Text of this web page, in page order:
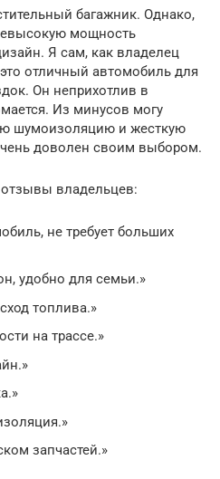
багажник. Однако,
мощность
Я сам, как владелец
отличный автомобиль для
Он неприхотлив в
Из минусов могу
шумоизоляцию и жесткую
доволен своим выбором.
владельцев:
не требует больших
удобно для семьи.»
топлива.»
на трассе.»
запчастей.»